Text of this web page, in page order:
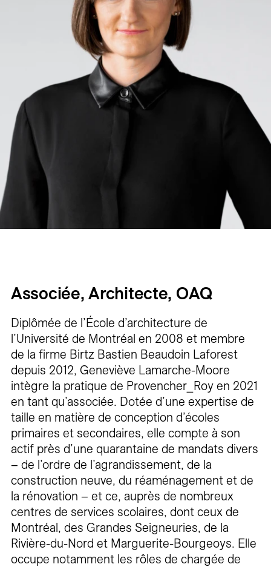
Associée, Architecte, OAQ
Diplômée de l’École d’architecture de
l’Université de Montréal en 2008 et membre
de la firme Birtz Bastien Beaudoin Laforest
depuis 2012, Geneviève Lamarche-Moore
intègre la pratique de Provencher_Roy en 2021
en tant qu’associée. Dotée d’une expertise de
taille en matière de conception d’écoles
primaires et secondaires, elle compte à son
actif près d’une quarantaine de mandats divers
– de l’ordre de l’agrandissement, de la
construction neuve, du réaménagement et de
la rénovation – et ce, auprès de nombreux
centres de services scolaires, dont ceux de
Montréal, des Grandes Seigneuries, de la
Rivière-du-Nord et Marguerite-Bourgeoys. Elle
occupe notamment les rôles de chargée de